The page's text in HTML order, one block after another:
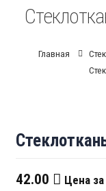
Главная
42.00 Цена